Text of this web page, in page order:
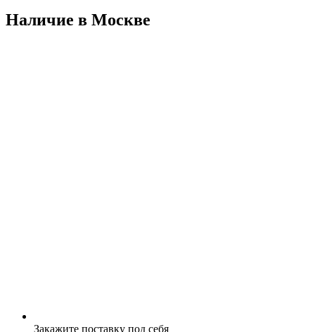
Наличие в Москвe
Закажите поставку под себя